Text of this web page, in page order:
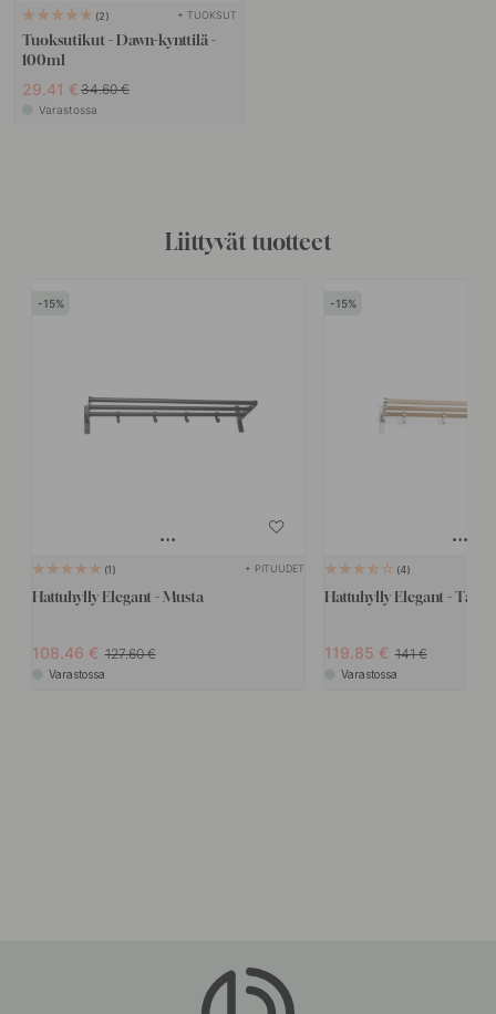
2 + TUOKSUT
Tuoksutikut - Dawn-kynttilä -
100ml
29.41 € 34.60 €
Varastossa
Liittyvät tuotteet
15
1 + PITUUDET
Hattuhylly Elegant - Musta
108.46 127.60
Varastossa
15
4
Hattuhylly Elegant -
119.85 141
Varastossa